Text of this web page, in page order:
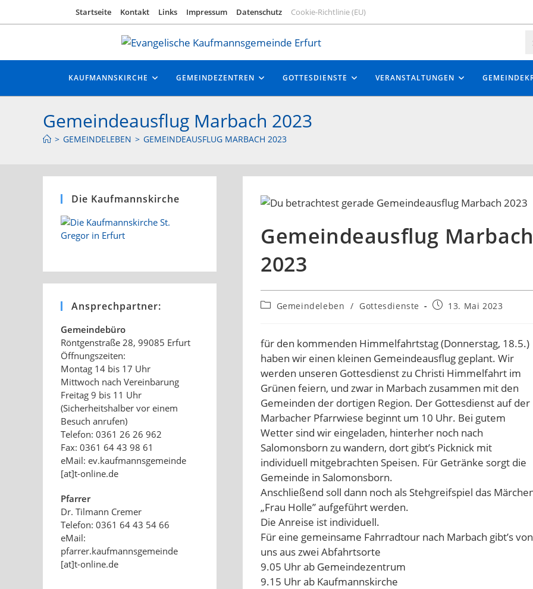
Startseite Kontakt Links Impressum Datenschutz Cookie-Richtlinie (EU)
KAUFMANNSKIRCHE GEMEINDEZENTREN GOTTESDIENSTE VERANSTALTUNGEN
Gemeindeausflug Marbach 2023
> GEMEINDELEBEN > GEMEINDEAUSFLUG MARBACH 2023
Gemeindeausflug Marbach
2023
Beitrags-
Gemeindeleben / Gottesdienste
Beitrag13. Mai 2023
für den kommenden Himmelfahrtstag (Donnerstag, 18.5.)
haben wir einen kleinen Gemeindeausflug geplant. Wir
werden unseren Gottesdienst zu Christi Himmelfahrt im
Grünen feiern, und zwar in Marbach zusammen mit den
Gemeinden der dortigen Region. Der Gottesdienst auf der
Marbacher Pfarrwiese beginnt um 10 Uhr. Bei gutem
Wetter sind wir eingeladen, hinterher noch nach
Salomonsborn zu wandern, dort gibt’s Picknick mit
individuell mitgebrachten Speisen. Für Getränke sorgt die
Gemeinde in Salomonsborn.
Anschließend soll dann noch als Stehgreifspiel das
„Frau Holle” aufgeführt werden.
Die Anreise ist individuell.
Für eine gemeinsame Fahrradtour nach Marbach gibt’s von
uns aus zwei Abfahrtsorte
9.05 Uhr ab Gemeindezentrum
9.15 Uhr ab Kaufmannskirche
Die Kaufmannskirche
Ansprechpartner:
Gemeindebüro
Röntgenstraße 28, 99085 Erfurt
Öffnungszeiten:
Montag 14 bis 17 Uhr
Mittwoch nach Vereinbarung
Freitag 9 bis 11 Uhr
(Sicherheitshalber vor einem
Besuch anrufen)
Telefon: 0361 26 26 962
Fax: 0361 64 43 98 61
eMail: ev.kaufmannsgemeinde
[at]t-online.de
Pfarrer
Dr. Tilmann Cremer
Telefon: 0361 64 43 54 66
eMail:
pfarrer.kaufmannsgemeinde
[at]t-online.de